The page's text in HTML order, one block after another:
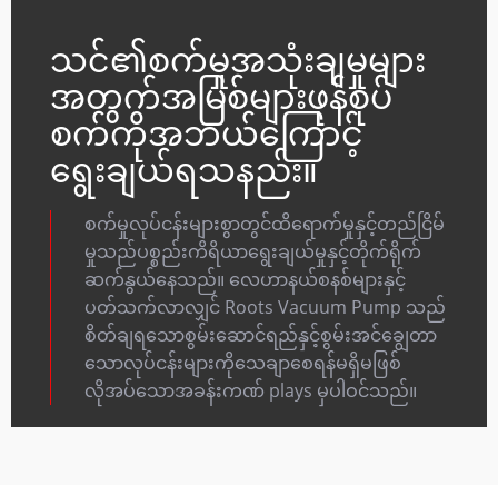
သင်၏စက်မှုအသုံးချမှုများ
အတွက်အမြစ်များဖုန်စုပ်
စက်ကိုအဘယ်ကြောင့်
ရွေးချယ်ရသနည်း။
စက်မှုလုပ်ငန်းများစွာတွင်ထိရောက်မှုနှင့်တည်ငြိမ်
မှုသည်ပစ္စည်းကိရိယာရွေးချယ်မှုနှင့်တိုက်ရိုက်
ဆက်နွယ်နေသည်။ လေဟာနယ်စနစ်များနှင့်
ပတ်သက်လာလျှင် Roots Vacuum Pump သည်
စိတ်ချရသောစွမ်းဆောင်ရည်နှင့်စွမ်းအင်ချွေတာ
သောလုပ်ငန်းများကိုသေချာစေရန်မရှိမဖြစ်
လိုအပ်သောအခန်းကဏ် plays မှပါဝင်သည်။